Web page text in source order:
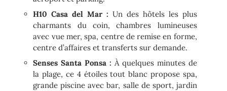
H10 Casa del Mar : Un des hôtels les plus
charmants du coin, chambres lumineuses
avec vue mer, spa, centre de remise en forme,
centre d’affaires et transferts sur demande.
Senses Santa Ponsa : À quelques minutes de
la plage, ce 4 étoiles tout blanc propose spa,
grande piscine avec bar, salle de sport, jardin